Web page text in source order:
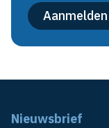
Nieuwsbrief